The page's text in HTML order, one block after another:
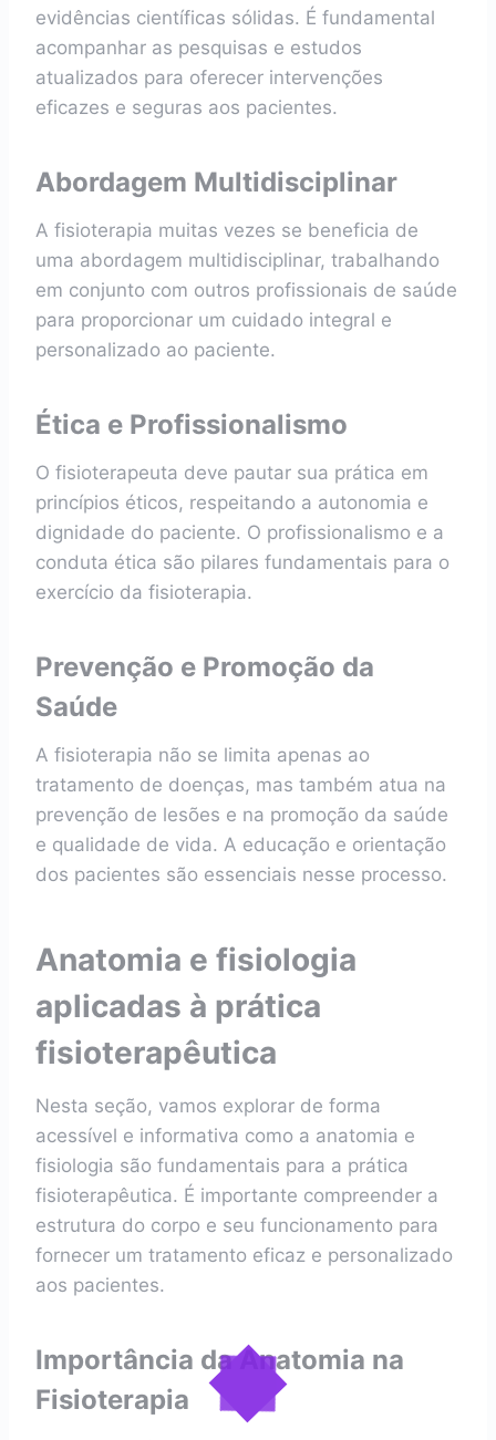
evidências científicas sólidas. É fundamental
acompanhar as pesquisas e estudos
atualizados para oferecer intervenções
eficazes e seguras aos pacientes.
Abordagem Multidisciplinar
A fisioterapia muitas vezes se beneficia de
uma abordagem multidisciplinar, trabalhando
em conjunto com outros profissionais de saúde
para proporcionar um cuidado integral e
personalizado ao paciente.
Ética e Profissionalismo
O fisioterapeuta deve pautar sua prática em
princípios éticos, respeitando a autonomia e
dignidade do paciente. O profissionalismo e a
conduta ética são pilares fundamentais para o
exercício da fisioterapia.
Prevenção e Promoção da
Saúde
A fisioterapia não se limita apenas ao
tratamento de doenças, mas também atua na
prevenção de lesões e na promoção da saúde
e qualidade de vida. A educação e orientação
dos pacientes são essenciais nesse processo.
Anatomia e fisiologia
aplicadas à prática
fisioterapêutica
Nesta seção, vamos explorar de forma
acessível e informativa como a anatomia e
fisiologia são fundamentais para a prática
fisioterapêutica. É importante compreender a
estrutura do corpo e seu funcionamento para
fornecer um tratamento eficaz e personalizado
aos pacientes.
Importância da Anatomia na
Fisioterapia